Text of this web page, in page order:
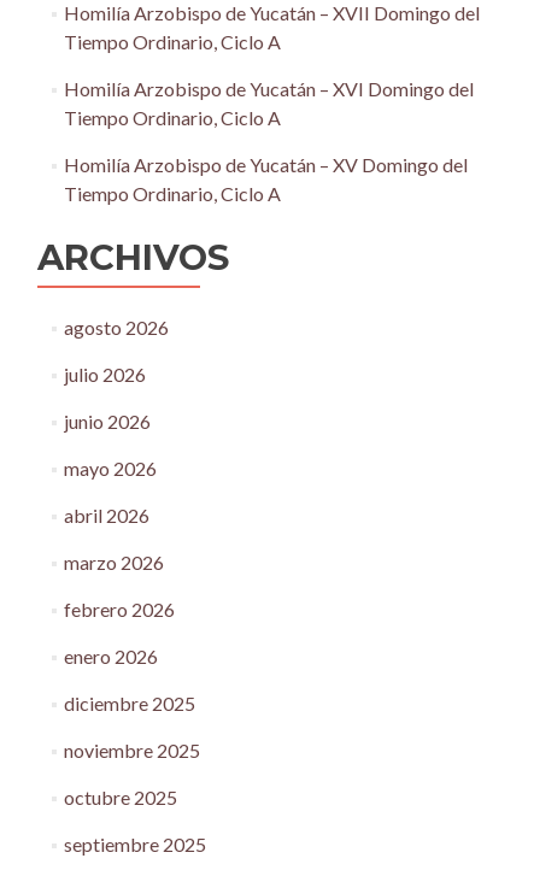
Homilía Arzobispo de Yucatán – XVII Domingo del
Tiempo Ordinario, Ciclo A
Homilía Arzobispo de Yucatán – XVI Domingo del
Tiempo Ordinario, Ciclo A
Homilía Arzobispo de Yucatán – XV Domingo del
Tiempo Ordinario, Ciclo A
ARCHIVOS
agosto 2026
julio 2026
junio 2026
mayo 2026
abril 2026
marzo 2026
febrero 2026
enero 2026
diciembre 2025
noviembre 2025
octubre 2025
septiembre 2025